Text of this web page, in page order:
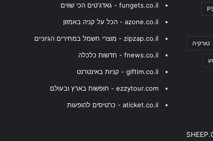
טורקיה
fungets.co.il - גאדג'טים הכי שווים
azone.co.il - הכל על קניה באמזון
zipzap.co.il - מוצרי חשמל במחירים הגיוניים
fnews.co.il - חדשות כלכלה
giftim.co.il - קניות באינטרנט
ezzytour.com - חופשות בארץ ובעולם
aticket.co.il - כרטיסים להופעות